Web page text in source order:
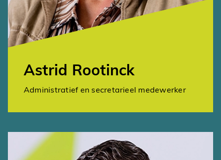
Astrid Rootinck
Administratief en secretarieel medewerker